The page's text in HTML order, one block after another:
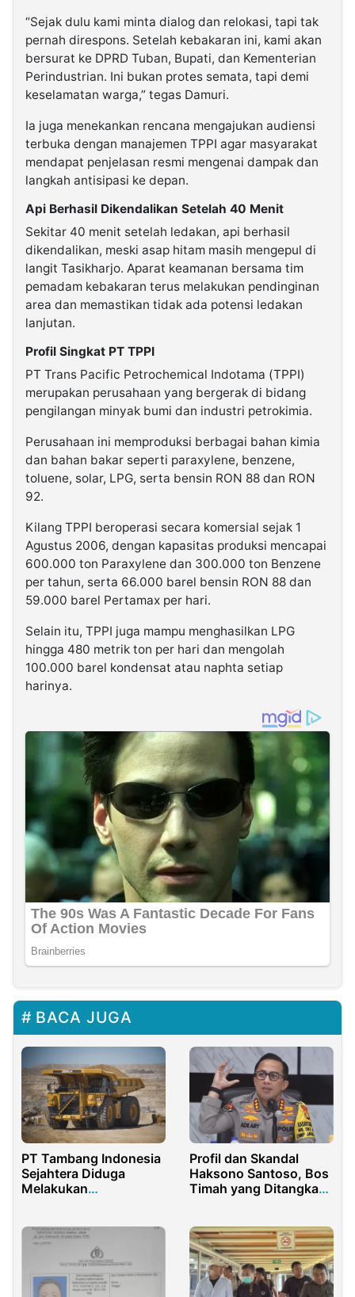
“Sejak dulu kami minta dialog dan relokasi, tapi tak
pernah direspons. Setelah kebakaran ini, kami akan
bersurat ke DPRD Tuban, Bupati, dan Kementerian
Perindustrian. Ini bukan protes semata, tapi demi
keselamatan warga,” tegas Damuri.
Ia juga menekankan rencana mengajukan audiensi
terbuka dengan manajemen TPPI agar masyarakat
mendapat penjelasan resmi mengenai dampak dan
langkah antisipasi ke depan.
Api Berhasil Dikendalikan Setelah 40 Menit
Sekitar 40 menit setelah ledakan, api berhasil
dikendalikan, meski asap hitam masih mengepul di
langit Tasikharjo. Aparat keamanan bersama tim
pemadam kebakaran terus melakukan pendinginan
area dan memastikan tidak ada potensi ledakan
lanjutan.
Profil Singkat PT TPPI
PT Trans Pacific Petrochemical Indotama (TPPI)
merupakan perusahaan yang bergerak di bidang
pengilangan minyak bumi dan industri petrokimia.
Perusahaan ini memproduksi berbagai bahan kimia
dan bahan bakar seperti paraxylene, benzene,
toluene, solar, LPG, serta bensin RON 88 dan RON
92.
Kilang TPPI beroperasi secara komersial sejak 1
Agustus 2006, dengan kapasitas produksi mencapai
600.000 ton Paraxylene dan 300.000 ton Benzene
per tahun, serta 66.000 barel bensin RON 88 dan
59.000 barel Pertamax per hari.
Selain itu, TPPI juga mampu menghasilkan LPG
hingga 480 metrik ton per hari dan mengolah
100.000 barel kondensat atau naphta setiap
harinya.
BACA JUGA
PT Tambang Indonesia
Sejahtera Diduga
Melakukan
Profil dan Skandal
Haksono Santoso, Bos
Timah yang Ditangkap